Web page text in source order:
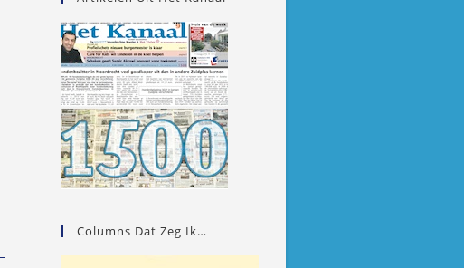
Columns Dat Zeg Ik…